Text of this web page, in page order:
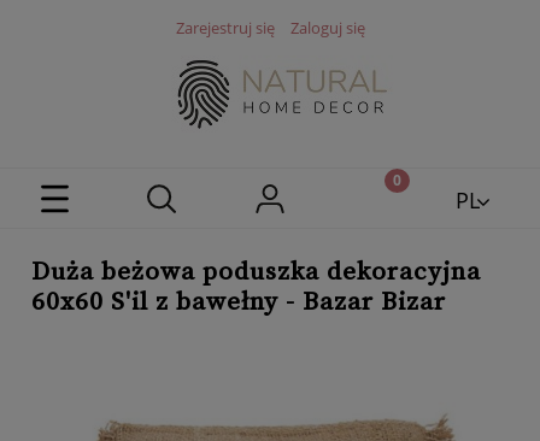
Zarejestruj się Zaloguj się
PL
Duża beżowa poduszka dekoracyjna
60x60 S'il z bawełny - Bazar Bizar